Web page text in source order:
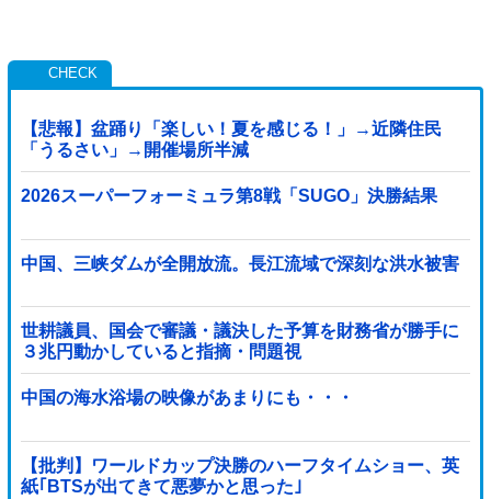
【悲報】盆踊り「楽しい！夏を感じる！」→近隣住民
「うるさい」→開催場所半減
2026スーパーフォーミュラ第8戦「SUGO」決勝結果
中国、三峡ダムが全開放流。長江流域で深刻な洪水被害
世耕議員、国会で審議・議決した予算を財務省が勝手に
３兆円動かしていると指摘・問題視
中国の海水浴場の映像があまりにも・・・
【批判】ワールドカップ決勝のハーフタイムショー、英
紙｢BTSが出てきて悪夢かと思った｣